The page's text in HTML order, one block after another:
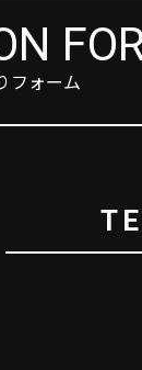
フォーム